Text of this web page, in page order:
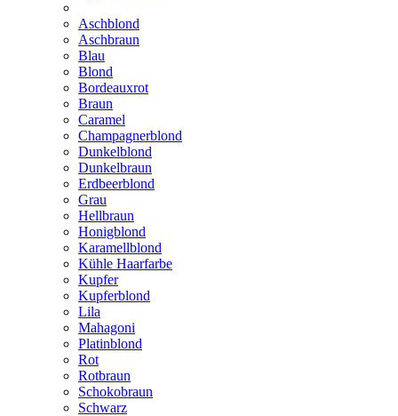
Aschblond
Aschbraun
Blau
Blond
Bordeauxrot
Braun
Caramel
Champagnerblond
Dunkelblond
Dunkelbraun
Erdbeerblond
Grau
Hellbraun
Honigblond
Karamellblond
Kühle Haarfarbe
Kupfer
Kupferblond
Lila
Mahagoni
Platinblond
Rot
Rotbraun
Schokobraun
Schwarz